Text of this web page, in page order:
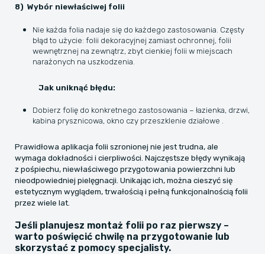
8) Wybór niewłaściwej folii
Nie każda folia nadaje się do każdego zastosowania. Częsty
błąd to użycie: folii dekoracyjnej zamiast ochronnej, folii
wewnętrznej na zewnątrz, zbyt cienkiej folii w miejscach
narażonych na uszkodzenia.
Jak uniknąć błędu:
Dobierz folię do konkretnego zastosowania – łazienka, drzwi,
kabina prysznicowa, okno czy przeszklenie działowe .
Prawidłowa aplikacja folii szronionej nie jest trudna, ale
wymaga dokładności i cierpliwości. Najczęstsze błędy wynikają
z pośpiechu, niewłaściwego przygotowania powierzchni lub
nieodpowiedniej pielęgnacji. Unikając ich, można cieszyć się
estetycznym wyglądem, trwałością i pełną funkcjonalnością folii
przez wiele lat.
Jeśli planujesz montaż folii po raz pierwszy –
warto poświęcić chwilę na przygotowanie lub
skorzystać z pomocy specjalisty.